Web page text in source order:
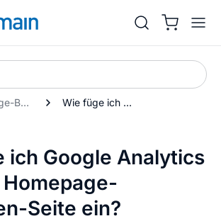
Homepage-Baukasten Neue Generation Wie füge ich Google Analytics in meine Homepage-Baukasten-Seite ein?
ich Google Analytics
Seite ein?